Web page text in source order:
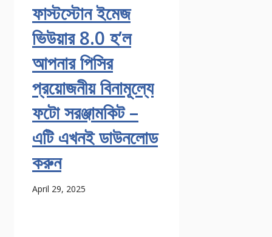
ফাস্টস্টোন ইমেজ
ভিউয়ার 8.0 হ’ল
আপনার পিসির
প্রয়োজনীয় বিনামূল্যে
ফটো সরঞ্জামকিট –
এটি এখনই ডাউনলোড
করুন
April 29, 2025